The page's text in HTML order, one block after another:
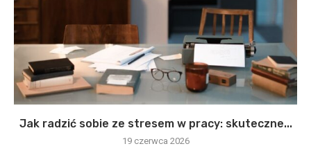
Jak radzić sobie ze stresem w pracy: skuteczne...
19 czerwca 2026